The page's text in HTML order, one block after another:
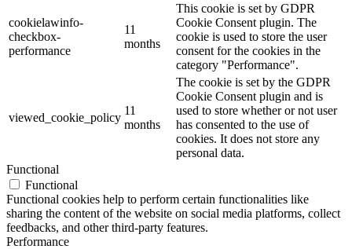
cookielawinfo-
checkbox-
performance
11
months
This cookie is set by GDPR
Cookie Consent plugin. The
cookie is used to store the user
consent for the cookies in the
category "Performance".
viewed_cookie_policy
11
months
The cookie is set by the GDPR
Cookie Consent plugin and is
used to store whether or not user
has consented to the use of
cookies. It does not store any
personal data.
Functional
Functional
Functional cookies help to perform certain functionalities like
sharing the content of the website on social media platforms, collect
feedbacks, and other third-party features.
Performance